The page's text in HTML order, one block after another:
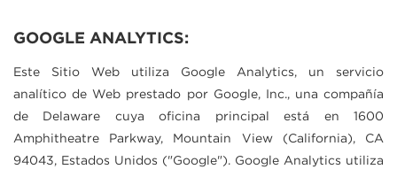
GOOGLE ANALYTICS:
Este Sitio Web utiliza Google Analytics, un servicio
analítico de Web prestado por Google, Inc., una compañía
de Delaware cuya oficina principal está en 1600
Amphitheatre Parkway, Mountain View (California), CA
94043, Estados Unidos ("Google"). Google Analytics utiliza